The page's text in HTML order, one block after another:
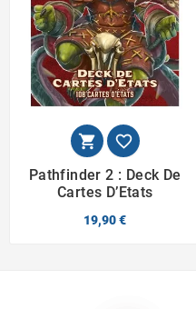
 
Pathfinder 2 : Deck De
Cartes D’Etats
19,90 €